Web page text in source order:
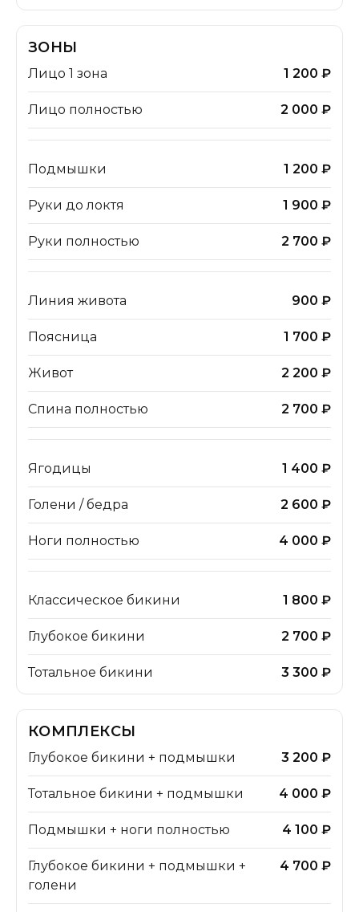
ЗОНЫ
Лицо 1 зона 1 200 ₽
Лицо полностью 2 000 ₽
Подмышки 1 200 ₽
Руки до локтя 1 900 ₽
Руки полностью 2 700 ₽
Линия живота 900 ₽
Поясница 1 700 ₽
Живот 2 200 ₽
Спина полностью 2 700 ₽
Ягодицы 1 400 ₽
Голени / бедра 2 600 ₽
Ноги полностью 4 000 ₽
Классическое бикини 1 800 ₽
Глубокое бикини 2 700 ₽
Тотальное бикини 3 300 ₽
КОМПЛЕКСЫ
Глубокое бикини + подмышки 3 200 ₽
Тотальное бикини + подмышки 4 000 ₽
Подмышки + ноги полностью 4 100 ₽
Глубокое бикини + подмышки +
голени
4 700 ₽